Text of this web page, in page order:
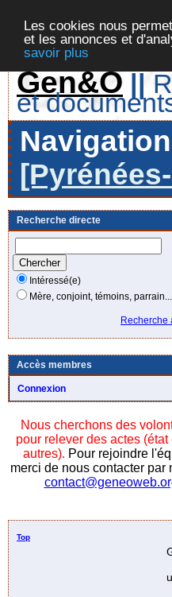
Les cookies nous
et les annonces et
savoir plus
Gen&O ||
et
Recherche directe
Intéressé(e)
Mère, conjoint, témoins, parrain...
Recherche
Accès membres
Connexion
Nous cherchons des
pour relever des actes (état
autres). Pour rejoindre
merci de nous contacter par
Top